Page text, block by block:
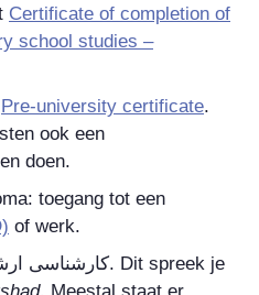
Certificate of completion of
school studies –
Pre-university certificate.
ook een
doen.
toegang tot een
of werk.
کارشناسی. Dit spreek je